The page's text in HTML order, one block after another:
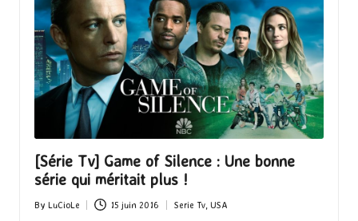
[Série Tv] Game of Silence : Une bonne
série qui méritait plus !
Posted
By LuCioLe 15 juin 2016
Posted
Serie Tv, USA